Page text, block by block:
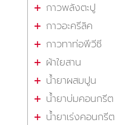
กาวพลังตะปู
กาวอะครีลิค
กาวทาท่อพีวีซี
ผ้าใยสาน
น้ำยาผสมปูน
น้ำยาบ่มคอนกรีต
น้ำยาเร่งคอนกรีต